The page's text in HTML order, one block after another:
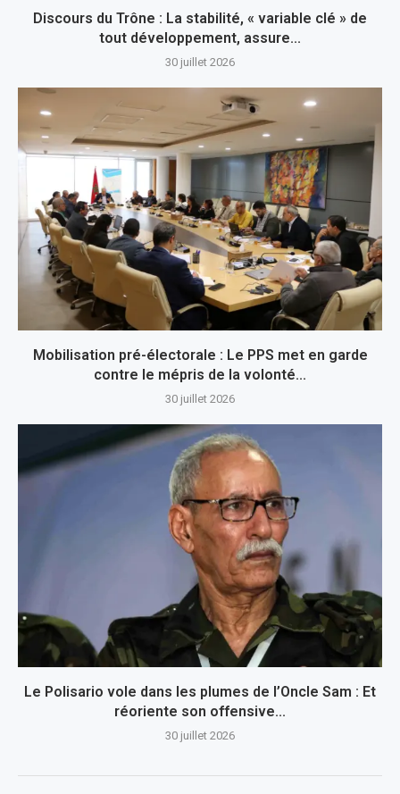
Discours du Trône : La stabilité, « variable clé » de
tout développement, assure...
30 juillet 2026
Mobilisation pré-électorale : Le PPS met en garde
contre le mépris de la volonté...
30 juillet 2026
Le Polisario vole dans les plumes de l’Oncle Sam : Et
réoriente son offensive...
30 juillet 2026